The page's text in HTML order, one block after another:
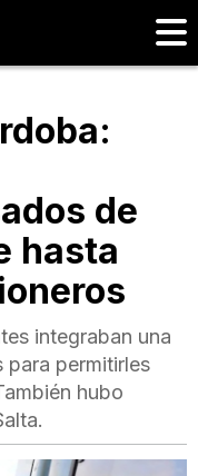
de
hasta
integraban una
para permitirles
hubo